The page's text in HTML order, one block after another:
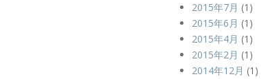
2015年7月 (1)
2015年6月 (1)
2015年4月 (1)
2015年2月 (1)
2014年12月 (1)